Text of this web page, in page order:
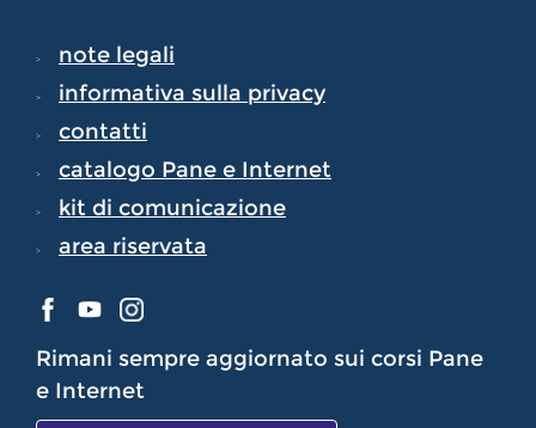
note legali
informativa sulla privacy
contatti
catalogo Pane e Internet
kit di comunicazione
area riservata
Rimani sempre aggiornato sui corsi Pane
e Internet